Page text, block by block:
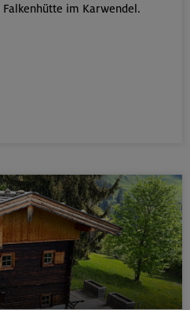
- Kompakt
im Karwendel.